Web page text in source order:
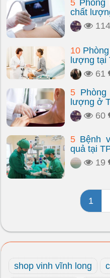
5
chất
114
10
lượng tại
61
5
lượng ở
60
5 Bệnh
quả tại
19
1
shop vinh vĩnh long